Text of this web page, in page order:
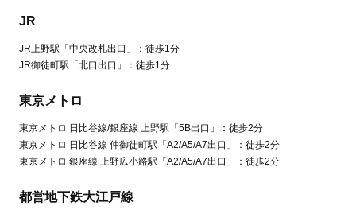
JR
JR上野駅「中央改札出口」：徒歩1分
JR御徒町駅「北口出口」：徒歩1分
東京メトロ
東京メトロ 日比谷線/銀座線 上野駅「5B出口」：徒歩2分
東京メトロ 日比谷線 仲御徒町駅「A2/A5/A7出口」：徒歩2分
東京メトロ 銀座線 上野広小路駅「A2/A5/A7出口」：徒歩2分
都営地下鉄大江戸線